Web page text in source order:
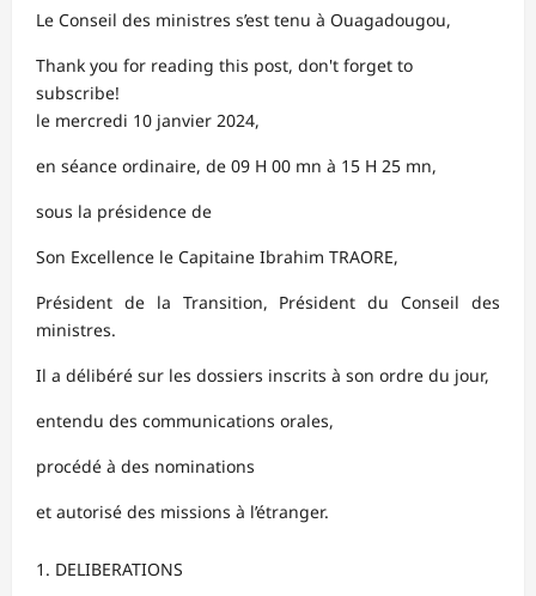
Le Conseil des ministres s’est tenu à Ouagadougou,
Thank you for reading this post, don't forget to
subscribe!
le mercredi 10 janvier 2024,
en séance ordinaire, de 09 H 00 mn à 15 H 25 mn,
sous la présidence de
Son Excellence le Capitaine Ibrahim TRAORE,
Président de la Transition, Président du Conseil des
ministres.
Il a délibéré sur les dossiers inscrits à son ordre du jour,
entendu des communications orales,
procédé à des nominations
et autorisé des missions à l’étranger.
DELIBERATIONS